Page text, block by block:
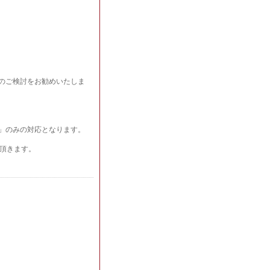
ご検討をお勧めいたしま
みの対応となります。
きます。